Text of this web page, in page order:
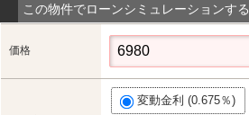
この物件でローンシミュレーションする
価格
変動金利 (0.675％)